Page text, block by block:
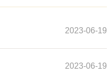
2023-06-19
2023-06-19